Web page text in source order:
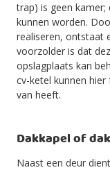
trap) is geen
kunnen worden.
realiseren, ontstaat
voorzolder is dat
opslagplaats kan
cv-ketel kunnen
van heeft.
Dakkapel of
Naast een deur